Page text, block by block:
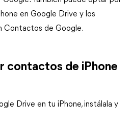
en Google Drive y los
Contactos de Google.
contactos de iPhone
Drive en tu iPhone, instálala y